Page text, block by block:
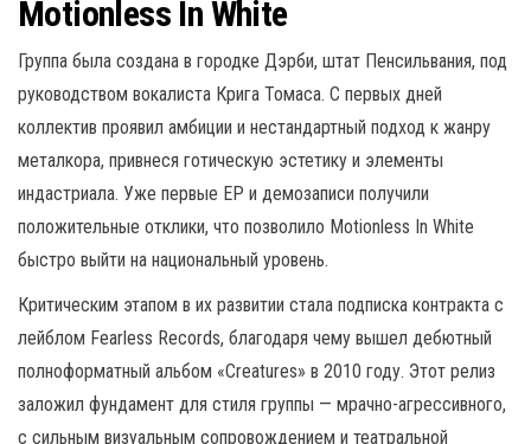
Motionless In White
Группа была создана в городке Дэрби, штат Пенсильвания, под
руководством вокалиста Крига Томаса. С первых дней
коллектив проявил амбиции и нестандартный подход к жанру
металкора, привнеся готическую эстетику и элементы
индастриала. Уже первые EP и демозаписи получили
положительные отклики, что позволило Motionless In White
быстро выйти на национальный уровень.
Критическим этапом в их развитии стала подписка контракта с
лейблом Fearless Records, благодаря чему вышел дебютный
полноформатный альбом «Creatures» в 2010 году. Этот релиз
заложил фундамент для стиля группы — мрачно-агрессивного,
с сильным визуальным сопровождением и театральной